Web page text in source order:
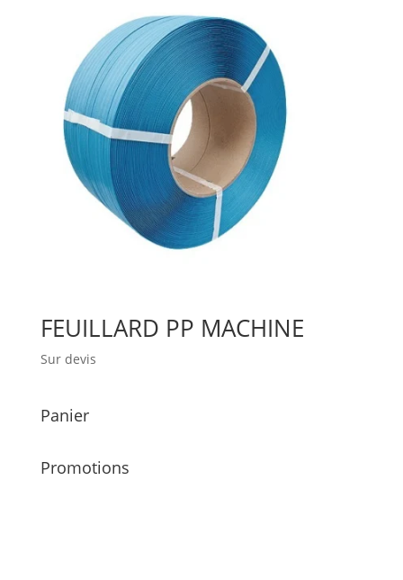
FEUILLARD PP MACHINE
Sur devis
Panier
Promotions